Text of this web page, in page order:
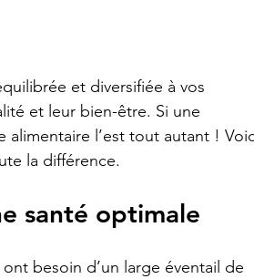
et diversifiée à vos
et leur bien-être. Si une
alimentaire l’est tout autant !
la différence.
santé optimale
besoin d’un large éventail de